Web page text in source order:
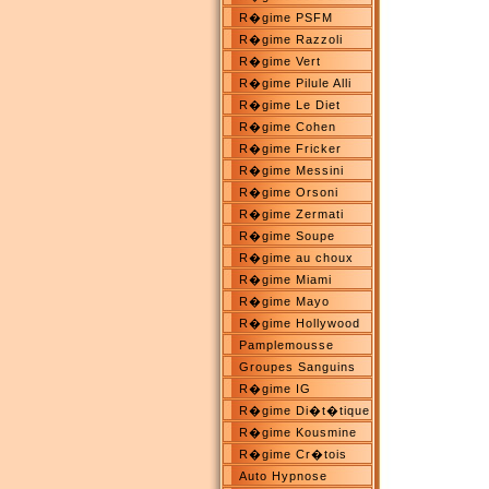
R�gime PSFM
R�gime Razzoli
R�gime Vert
R�gime Pilule Alli
R�gime Le Diet
R�gime Cohen
R�gime Fricker
R�gime Messini
R�gime Orsoni
R�gime Zermati
R�gime Soupe
R�gime au choux
R�gime Miami
R�gime Mayo
R�gime Hollywood
Pamplemousse
Groupes Sanguins
R�gime IG
R�gime Di�t�tique
R�gime Kousmine
R�gime Cr�tois
Auto Hypnose